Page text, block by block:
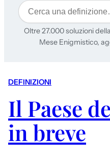
Cerca
Oltre 27.000 soluzioni
Mese Enigmistico,
DEFINIZIONI
Il Paese
in breve